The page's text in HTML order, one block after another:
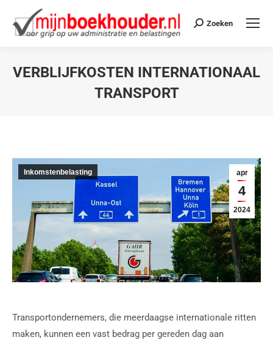
Zoeken
VERBLIJFKOSTEN INTERNATIONAAL
TRANSPORT
apr
4
2024
Inkomstenbelasting
Transportondernemers, die meerdaagse internationale ritten
maken, kunnen een vast bedrag per gereden dag aan